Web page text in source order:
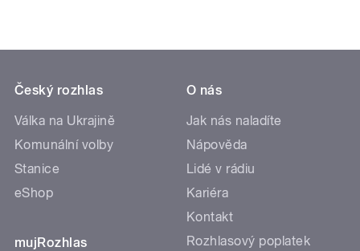
Český rozhlas
Válka na Ukrajině
Komunální volby
Stanice
eShop
mujRozhlas
O nás
Jak nás naladíte
Nápověda
Lidé v rádiu
Kariéra
Kontakt
Rozhlasový poplatek